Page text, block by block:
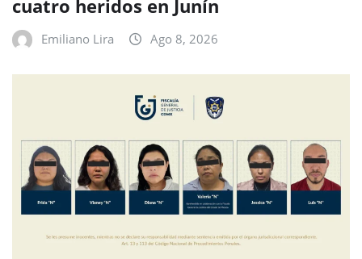
cuatro heridos en Junín
Emiliano Lira Ago 8, 2026